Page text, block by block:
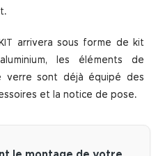
arrivera sous forme de kit
les éléments de
verre sont déjà équipé des
et la notice de pose.